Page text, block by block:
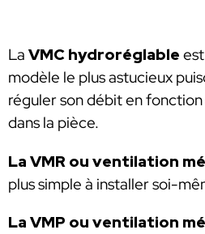
La VMC hydroréglable
modèle le plus astucieux
réguler son débit en
dans la pièce.
La VMR ou ventilation
plus simple à installer soi-
La VMP ou ventilation